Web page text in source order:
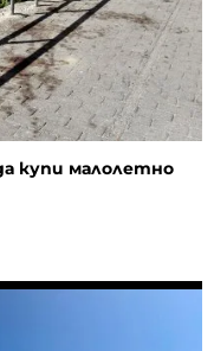
купи малолетно